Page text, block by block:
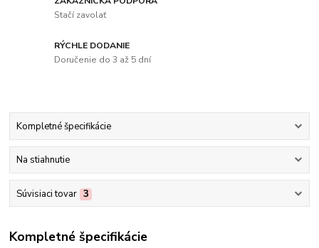
Stačí zavolať
RÝCHLE DODANIE
Doručenie do 3 až 5 dní
Kompletné špecifikácie
Na stiahnutie
Súvisiaci tovar 3
Kompletné špecifikácie